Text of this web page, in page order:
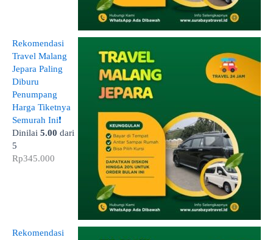
Rekomendasi
Travel Malang
Jepara Paling
Diburu
Penumpang
Harga Tiketnya
Semurah Ini❗
Dinilai 5.00 dari
5
Rp345.000
Rekomendasi